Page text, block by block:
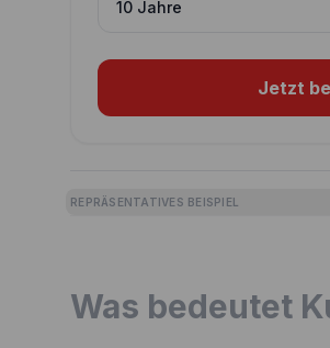
Jetzt
REPRÄSENTATIVES BEISPIEL
Was bedeutet